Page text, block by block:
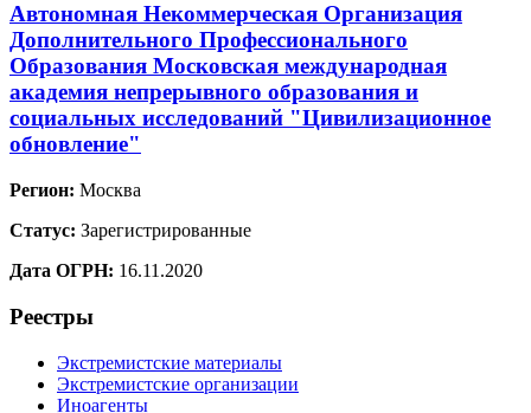
Автономная Некоммерческая Организация
Дополнительного Профессионального
Образования Московская международная
академия непрерывного образования и
социальных исследований "Цивилизационное
обновление"
Регион: Москва
Статус: Зарегистрированные
Дата ОГРН: 16.11.2020
Реестры
Экстремистские материалы
Экстремистские организации
Иноагенты